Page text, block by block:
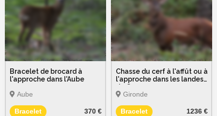
Bracelet de brocard à
l'approche dans l'Aube
Aube
Bracelet 370 €
Chasse du cerf à l'affût ou à
l'approche dans les landes
de Gascogne
Gironde
Bracelet 1236 €